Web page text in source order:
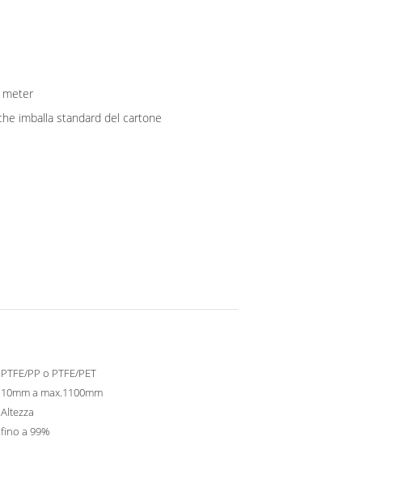
meter
imballa standard del cartone
PTFE/PP o PTFE/PET
10mm a max.1100mm
Altezza
fino a 99%